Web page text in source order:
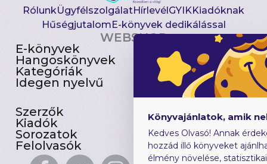
RólunkÜgyfélszolgálatHírlevélGYIKKiadóknak
HűségjutalomE-könyvek dedikálással
WEBSHOP
E-könyvek
Hangoskönyvek
Kategóriák
Idegen nyelvű
Csomagajánlatok
Akciósak
Előjegyezhetők
Újdonságok
Szerzők
Kiadók
Sorozatok
Felolvasók
Gyerekkönyvek
Heti toplista
Ajándékutalvány
Blog
Könyvajánlatok, amik
Kedves Olvasó! Annak
hozzád illő könyveket
élmény növelése,